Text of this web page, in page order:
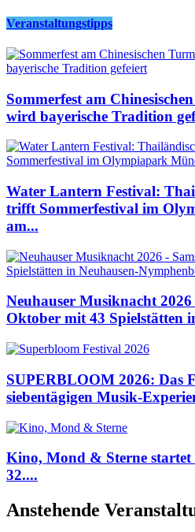
Veranstaltungstipps
Sommerfest am
wird bayerische Tradition
Water Lantern Festival:
trifft Sommerfestival im
am...
Neuhauser Musiknacht 2026
Oktober mit 43 Spielstätten
SUPERBLOOM 2026: Das
siebentägigen Musik-
Kino, Mond & Sterne startet
32....
Anstehende